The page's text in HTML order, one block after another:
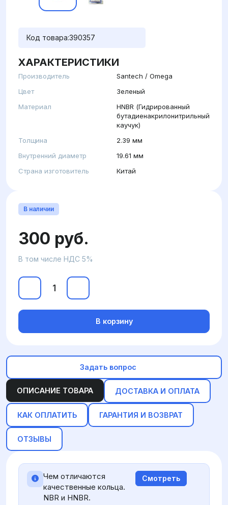
Код товара:390357
ХАРАКТЕРИСТИКИ
Производитель
Santech / Omega
Цвет
Зеленый
Материал
HNBR (Гидрированный
бутадиенакрилонитрильный
каучук)
Толщина
2.39 мм
Внутренний диаметр
19.61 мм
Страна изготовитель
Китай
ОПИСАНИЕ ТОВАРА ДОСТАВКА И ОПЛАТА
КАК ОПЛАТИТЬ ГАРАНТИЯ И ВОЗВРАТ
ОТЗЫВЫ
Чем отличаются
качественные кольца.
NBR и HNBR.
Смотреть
В наличии
300 руб.
В том числе НДС 5%
В корзину
Задать вопрос